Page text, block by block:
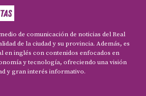
de comunicación de noticias del Real
de la ciudad y su provincia. Además, es
en inglés con contenidos enfocados en
y tecnología, ofreciendo una visión
y gran interés informativo.